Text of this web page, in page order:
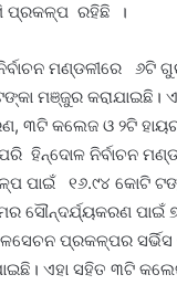
ପ୍ରକଳ୍ପ ରହିଛି ।
ମଣ୍ଡଳୀରେ ୬ଟି
ମଞ୍ଜୁର
୩ଟି କଲେଜ ଓ ୨ଟି
ହିନ୍ଦୋଳ ନିର୍ବାଚନ
ପାଇଁ ୧୬.୯୪ କୋଟି
ସୌନ୍ଦର୍ଯ୍ୟକରଣ ପାଇଁ
ପ୍ରକଳ୍ପର ସର୍ଭିସ
ଏହା ସହିତ ୩ଟି